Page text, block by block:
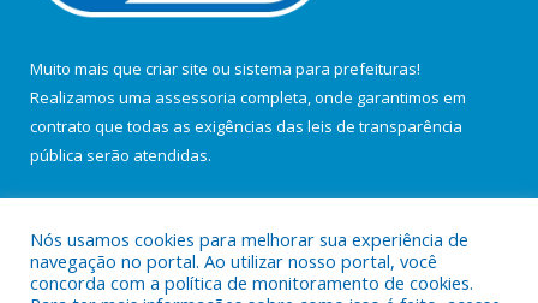
Muito mais que criar site ou sistema para prefeituras!
Realizamos uma assessoria completa, onde garantimos em
contrato que todas as exigências das leis de transparência
pública serão atendidas.
Nós usamos cookies para melhorar sua experiência de
navegação no portal. Ao utilizar nosso portal, você
concorda com a política de monitoramento de cookies.